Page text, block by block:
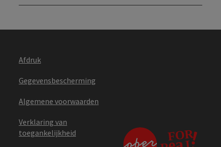
Afdruk
Gegevensbescherming
Algemene voorwaarden
Verklaring van
toegankelijkheid